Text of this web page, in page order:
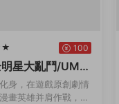
100
星大亂鬥/UMP
終極版）
身，在遊戲原創劇情
畫英雄并肩作戰，或